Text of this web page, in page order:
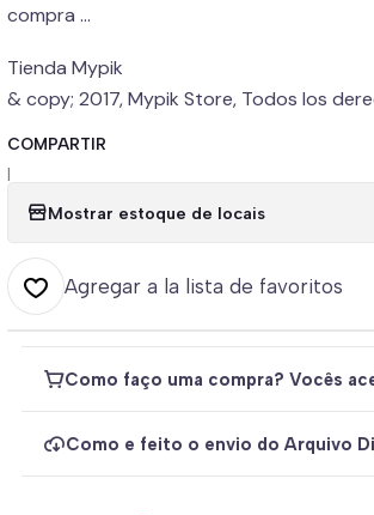
compra ...
Tienda Mypik
& copy; 2017, Mypik Store, Todos los
COMPARTIR
|
Mostrar estoque de locais
Agregar a la lista de favoritos
Como faço uma compra? Vocês
Como e feito o envio do Arquivo